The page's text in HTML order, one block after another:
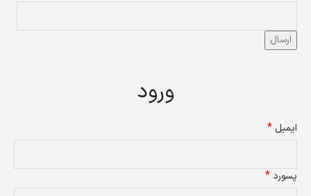
ارسال
ورود
ایمیل *
پسورد *